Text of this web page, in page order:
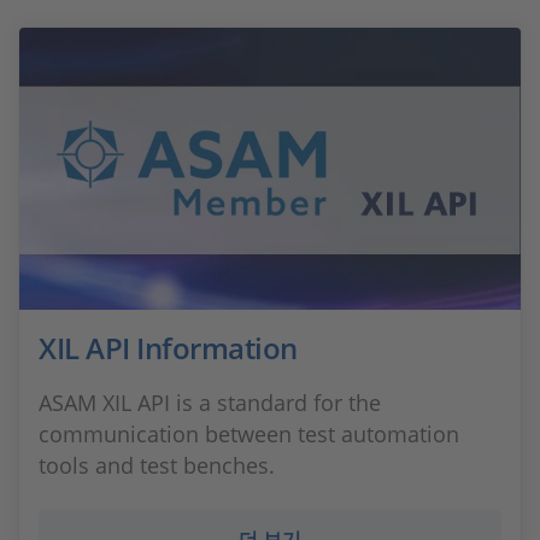
XIL API Information
ASAM XIL API is a standard for the
communication between test automation
tools and test benches.